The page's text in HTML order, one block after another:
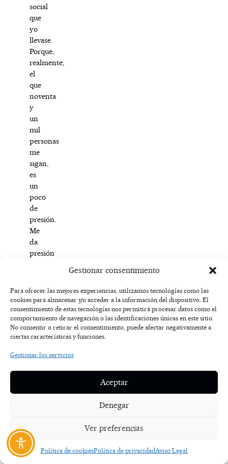
Gestionar consentimiento
Para ofrecer las mejores experiencias, utilizamos tecnologías como las
cookies para almacenar y/o acceder a la información del dispositivo. El
consentimiento de estas tecnologías nos permitirá procesar datos como el
comportamiento de navegación o las identificaciones únicas en este sitio.
No consentir o retirar el consentimiento, puede afectar negativamente a
ciertas características y funciones.
Gestionar los servicios
Aceptar
Denegar
Ver preferencias
Política de cookiesPolítica de privacidadAviso Legal
social
que
yo
llevase.
Porque,
realmente,
el
que
noventa
y
un
mil
personas
me
sigan,
es
un
poco
de
presión.
Me
da
presión
como
que
están
pendientes
de
que
que
esas
personas